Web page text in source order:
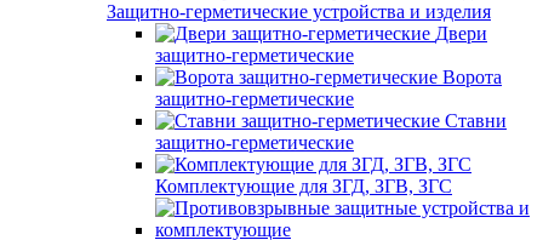
Защитно-герметические устройства и изделия
Двери
защитно-герметические
Ворота
защитно-герметические
Ставни
защитно-герметические
Комплектующие для ЗГД, ЗГВ, ЗГС